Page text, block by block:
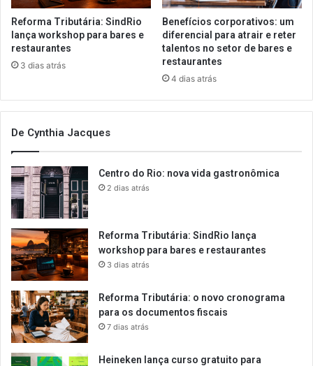
Reforma Tributária: SindRio
lança workshop para bares e
restaurantes
3 dias atrás
Benefícios corporativos: um
diferencial para atrair e reter
talentos no setor de bares e
restaurantes
4 dias atrás
De Cynthia Jacques
Centro do Rio: nova vida gastronômica
2 dias atrás
Reforma Tributária: SindRio lança
workshop para bares e restaurantes
3 dias atrás
Reforma Tributária: o novo cronograma
para os documentos fiscais
7 dias atrás
Heineken lança curso gratuito para